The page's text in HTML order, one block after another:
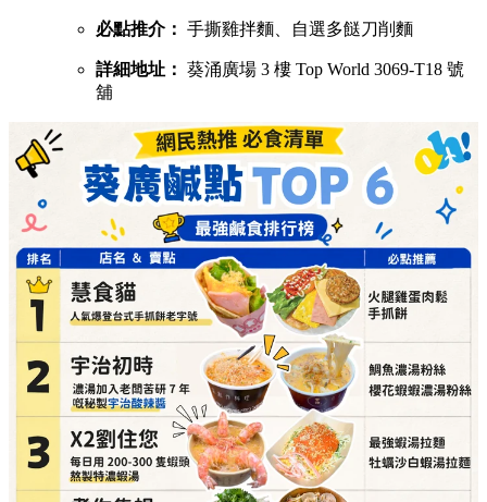
必點推介： 手撕雞拌麵、自選多餸刀削麵
詳細地址： 葵涌廣場 3 樓 Top World 3069-T18 號
舖